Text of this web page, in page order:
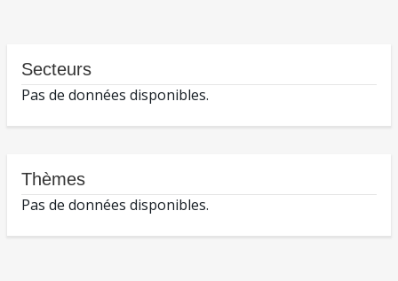
Secteurs
Pas de données disponibles.
Thèmes
Pas de données disponibles.